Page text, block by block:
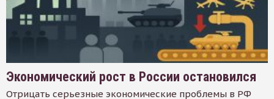
Экономический рост в России остановился
Отрицать серьезные экономические проблемы в РФ